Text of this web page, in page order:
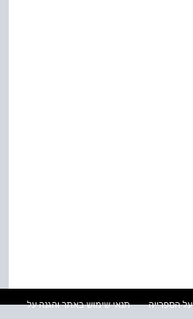
על הספרייה
תנאי שימוש באתר והגנה על